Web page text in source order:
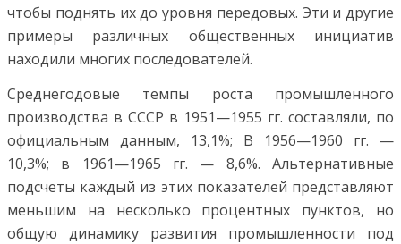
чтобы поднять их до уровня передовых. Эти и другие
примеры различных общественных инициатив
находили многих последователей.
Среднегодовые темпы роста промышленного
производства в СССР в 1951—1955 гг. составляли, по
официальным данным, 13,1%; В 1956—1960 гг. —
10,3%; в 1961—1965 гг. — 8,6%. Альтернативные
подсчеты каждый из этих показателей представляют
меньшим на несколько процентных пунктов, но
общую динамику развития промышленности под